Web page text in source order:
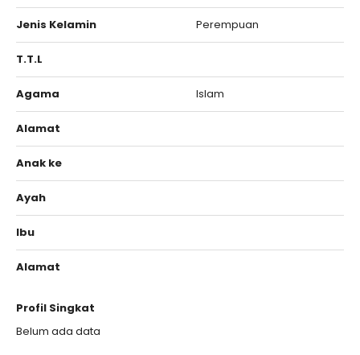
Jenis Kelamin Perempuan
T.T.L
Agama Islam
Alamat
Anak ke
Ayah
Ibu
Alamat
Profil Singkat
Belum ada data